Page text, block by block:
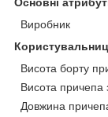
Виробник
Висота борту
Висота причепа
Довжина